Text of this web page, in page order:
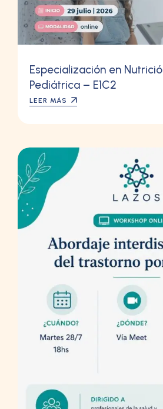
Especialización en
Pediátrica – E1C2
LEER MÁS